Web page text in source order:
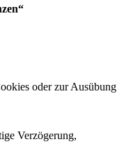
oder zur Ausübung
Verzögerung,